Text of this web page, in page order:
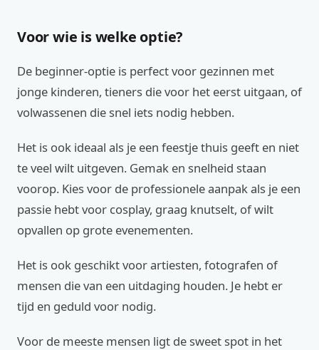
Voor wie is welke optie?
De beginner-optie is perfect voor gezinnen met
jonge kinderen, tieners die voor het eerst uitgaan, of
volwassenen die snel iets nodig hebben.
Het is ook ideaal als je een feestje thuis geeft en niet
te veel wilt uitgeven. Gemak en snelheid staan
voorop. Kies voor de professionele aanpak als je een
passie hebt voor cosplay, graag knutselt, of wilt
opvallen op grote evenementen.
Het is ook geschikt voor artiesten, fotografen of
mensen die van een uitdaging houden. Je hebt er
tijd en geduld voor nodig.
Voor de meeste mensen ligt de sweet spot in het